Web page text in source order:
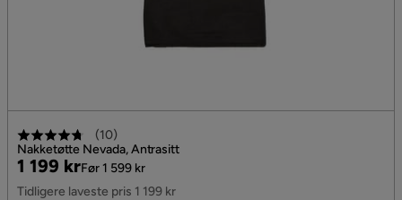
(10)
Nakketøtte Nevada, Antrasitt
Pris
1 199 kr
Original
Pris
Før 1 599 kr
Tidligere laveste pris 1 199 kr